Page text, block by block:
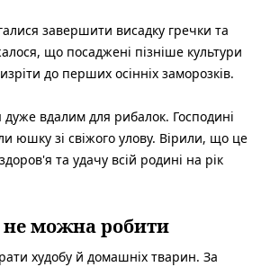
завершити висадку гречки та
що посаджені пізніше культури
до перших осінніх заморозків.
вдалим для рибалок. Господині
юшку зі свіжого улову. Вірили, що це
та удачу всій родині на рік
можна робити
худобу й домашніх тварин. За